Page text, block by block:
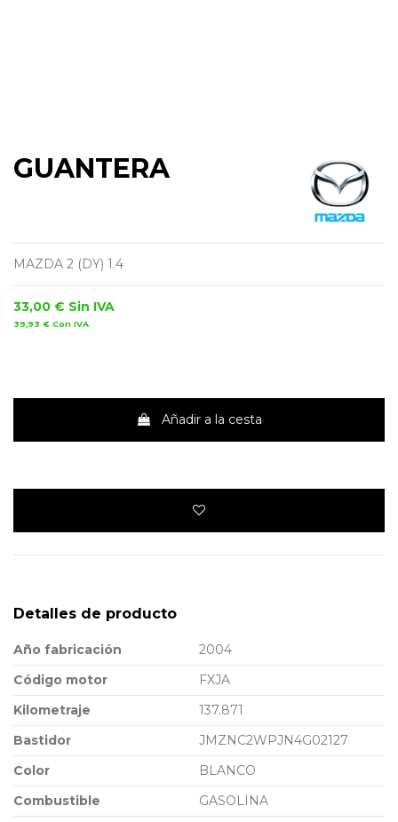
GUANTERA
MAZDA 2 (DY) 1.4
33,00 € Sin IVA
39,93 € Con IVA
Añadir a la cesta
Detalles de producto
Año fabricación
2004
Código motor
FXJA
Kilometraje
137.871
Bastidor
JMZNC2WPJN4G02127
Color
BLANCO
Combustible
GASOLINA